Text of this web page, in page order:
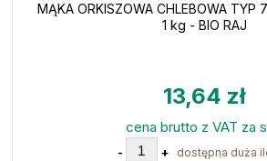
MĄKA ORKISZOWA CHLEBOWA TYP
1 kg - BIO RAJ
13,64 zł
cena brutto z VAT za
- + dostępna duża